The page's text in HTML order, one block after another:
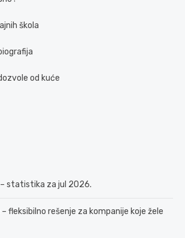
škola
od kuće
statistika za jul 2026.
fleksibilno rešenje za kompanije koje žele